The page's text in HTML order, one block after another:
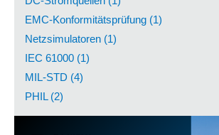
EMC-Konformitätsprüfung (1)
Netzsimulatoren (1)
IEC 61000 (1)
MIL-STD (4)
PHIL (2)